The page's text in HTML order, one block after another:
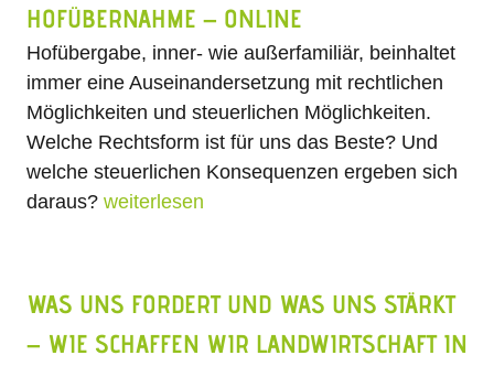
HOFÜBERNAHME – ONLINE
Hofübergabe, inner- wie außerfamiliär, beinhaltet
immer eine Auseinandersetzung mit rechtlichen
Möglichkeiten und steuerlichen Möglichkeiten.
Welche Rechtsform ist für uns das Beste? Und
welche steuerlichen Konsequenzen ergeben sich
daraus?weiterlesen
WAS UNS FORDERT UND WAS UNS STÄRKT
– WIE SCHAFFEN WIR LANDWIRTSCHAFT IN